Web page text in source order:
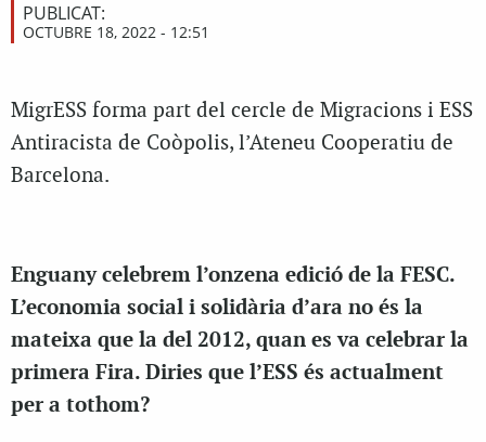
PUBLICAT:
OCTUBRE 18, 2022 - 12:51
MigrESS forma part del cercle de Migracions i ESS
Antiracista de Coòpolis, l’Ateneu Cooperatiu de
Barcelona.
Enguany celebrem l’onzena edició de la FESC.
L’economia social i solidària d’ara no és la
mateixa que la del 2012, quan es va celebrar la
primera Fira. Diries que l’ESS és actualment
per a tothom?